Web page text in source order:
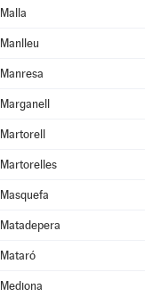
Malla
Manlleu
Manresa
Marganell
Martorell
Martorelles
Masquefa
Matadepera
Mataró
Mediona